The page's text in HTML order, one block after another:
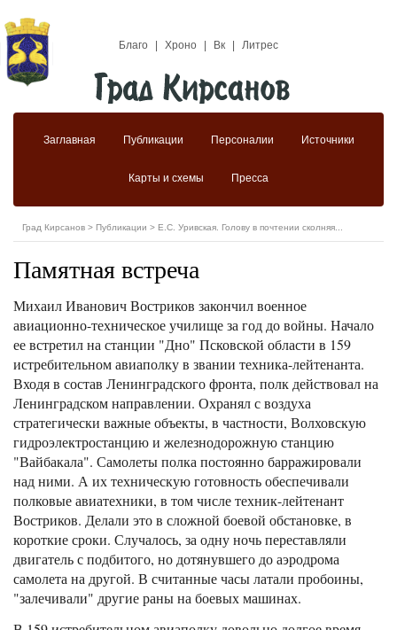
Благо Хроно Вк Литрес
Заглавная Публикации Персоналии Источники
Карты и схемы Пресса
Град Кирсанов > Публикации > Е.С. Уривская. Голову в почтении сколняя...
Памятная встреча
Михаил Иванович Востриков закончил военное
авиационно-техническое училище за год до войны. Начало
ее встретил на станции "Дно" Псковской области в 159
истребительном авиаполку в звании техника-лейтенанта.
Входя в состав Ленинградского фронта, полк действовал на
Ленинградском направлении. Охранял с воздуха
стратегически важные объекты, в частности, Волховскую
гидроэлектростанцию и железнодорожную станцию
"Вайбакала". Самолеты полка постоянно барражировали
над ними. А их техническую готовность обеспечивали
полковые авиатехники, в том числе техник-лейтенант
Востриков. Делали это в сложной боевой обстановке, в
короткие сроки. Случалось, за одну ночь переставляли
двигатель с подбитого, но дотянувшего до аэродрома
самолета на другой. В считанные часы латали пробоины,
"залечивали" другие раны на боевых машинах.